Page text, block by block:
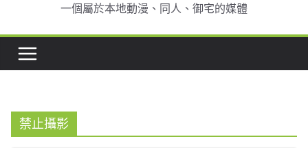
一個屬於本地動漫、同人、御宅的媒體
禁止攝影